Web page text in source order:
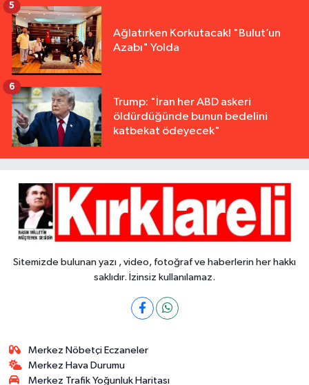
Ağlatırken Korkutacak! "Bulut’un
Azabı" Yolda
5
Trump: "İran her ABD askeri
öldürdüğünde bunun bedelini
katbekat ödeyecek"
6
Sitemizde bulunan yazı , video, fotoğraf ve haberlerin her hakkı
saklıdır. İzinsiz kullanılamaz.
Merkez Nöbetçi Eczaneler
Merkez Hava Durumu
Merkez Trafik Yoğunluk Haritası